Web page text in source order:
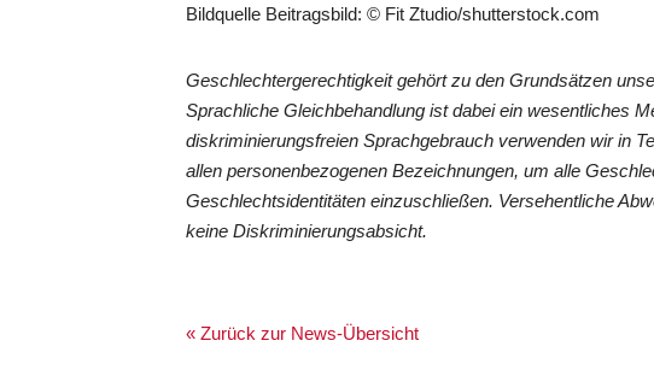
Bildquelle Beitragsbild: © Fit Ztudio/shutterstock.com
Geschlechtergerechtigkeit gehört zu den Grundsätzen
Sprachliche Gleichbehandlung ist dabei ein wesentliches
diskriminierungsfreien Sprachgebrauch verwenden wir in
allen personenbezogenen Bezeichnungen, um alle
Geschlechtsidentitäten einzuschließen. Versehentliche
keine Diskriminierungsabsicht.
« Zurück zur News-Übersicht